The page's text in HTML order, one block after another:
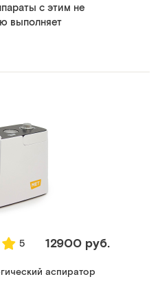
с этим не
выполняет
5 12900 руб.
аспиратор